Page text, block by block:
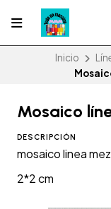
Inicio
Mosaico
DESCRIPCIÓN
mosaico linea
2*2 cm